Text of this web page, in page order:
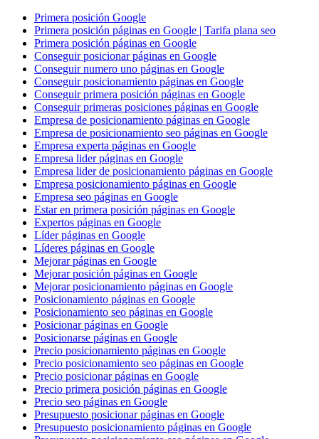
Primera posición Google
Primera posición páginas en Google | Tarifa plana seo
Primera posición páginas en Google
Conseguir posicionar páginas en Google
Conseguir numero uno páginas en Google
Conseguir posicionamiento páginas en Google
Conseguir primera posición páginas en Google
Conseguir primeras posiciones páginas en Google
Empresa de posicionamiento páginas en Google
Empresa de posicionamiento seo páginas en Google
Empresa experta páginas en Google
Empresa lider páginas en Google
Empresa lider de posicionamiento páginas en Google
Empresa posicionamiento páginas en Google
Empresa seo páginas en Google
Estar en primera posición páginas en Google
Expertos páginas en Google
Líder páginas en Google
Líderes páginas en Google
Mejorar páginas en Google
Mejorar posición páginas en Google
Mejorar posicionamiento páginas en Google
Posicionamiento páginas en Google
Posicionamiento seo páginas en Google
Posicionar páginas en Google
Posicionarse páginas en Google
Precio posicionamiento páginas en Google
Precio posicionamiento seo páginas en Google
Precio posicionar páginas en Google
Precio primera posición páginas en Google
Precio seo páginas en Google
Presupuesto posicionar páginas en Google
Presupuesto posicionamiento páginas en Google